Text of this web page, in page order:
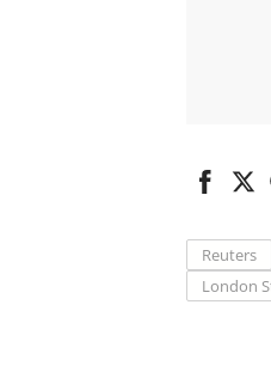
Reuters
London